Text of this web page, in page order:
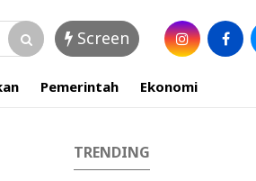
Screen
Pemerintah Ekonomi
TRENDING